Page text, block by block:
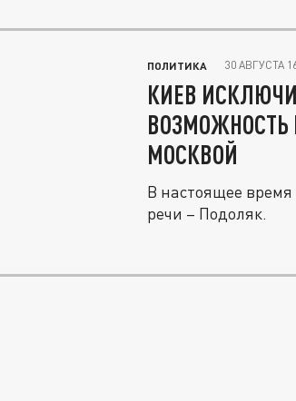
ПОЛИТИКА 30 АВГУСТА
КИЕВ
ВОЗМОЖНОСТЬ
МОСКВОЙ
В настоящее
речи – Подоляк.